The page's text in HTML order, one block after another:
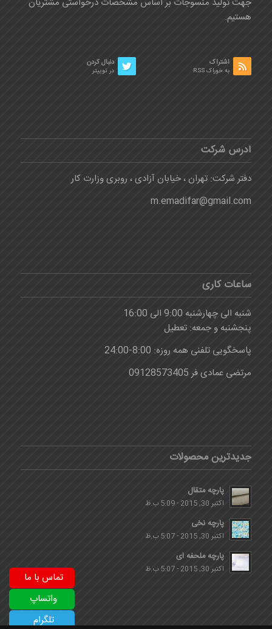
تماس با ما
واتساپ
تلگرام
هستیم.
دنبال کردن
در توییتر
اشتراک
به خوراک RSS
آدرس شرکت
دفتر شرکت: تهران ، خیابان آزادی ، روبری وزارت کار
m.emadifar@gmail.com
ساعات کاری
شنبه الی چهارشنبه 9:00 الی 16:00
پنجشنبه و جمعه: تعطیل
پاسخگویی تلفنی همه روزه: 8:00-24:00
مرتضی عمادی فر 09128573405
جدیدترین محصولات
پارچه متقال
اکتبر 30, 2015 - 5:09 ب.ظ
پارچه نخی
اکتبر 30, 2015 - 5:07 ب.ظ
پارچه ملحفه ای
اکتبر 30, 2015 - 5:07 ب.ظ